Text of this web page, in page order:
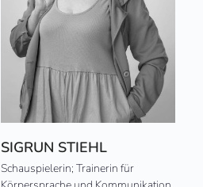
SIGRUN STIEHL
Schauspielerin; Trainerin für